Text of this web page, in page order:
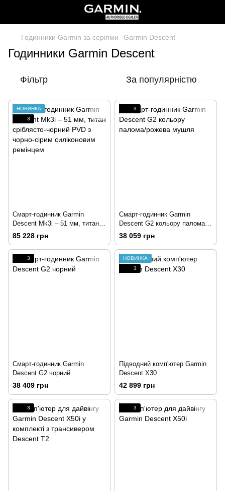
Годинники Garmin за серіями Garmin Descent
Годинники Garmin Descent
Фільтр За популярністю
НОВИНКА
3
Смарт-годинник Garmin
Descent Mk3i – 51 мм, титан
сріблясто-чорний PVD з
чорно-сірим силіконовим
ремінцем
85 228 грн
3
Смарт-годинник Garmin
Descent G2 кольору палома/
рожева мушля
38 059 грн
3
Смарт-годинник Garmin
Descent G2 чорний
38 409 грн
НОВИНКА
3
Підводний комп'ютер Garmin
Descent X30
42 899 грн
3 3